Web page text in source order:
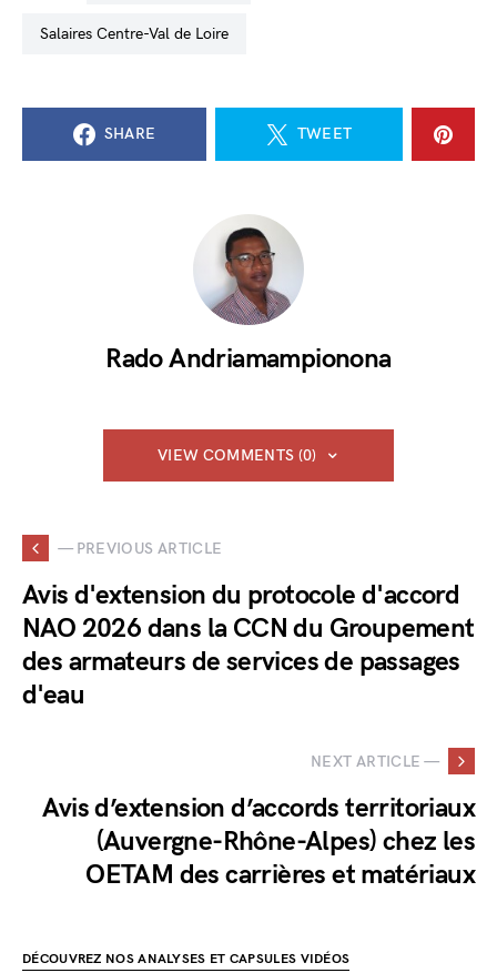
salaires Centre-Val de Loire
SHARE TWEET
Rado Andriamampionona
VIEW COMMENTS (0)
— PREVIOUS ARTICLE
Avis d'extension du protocole d'accord
NAO 2026 dans la CCN du Groupement
des armateurs de services de passages
d'eau
NEXT ARTICLE —
Avis d’extension d’accords territoriaux
(Auvergne-Rhône-Alpes) chez les
OETAM des carrières et matériaux
DÉCOUVREZ NOS ANALYSES ET CAPSULES VIDÉOS